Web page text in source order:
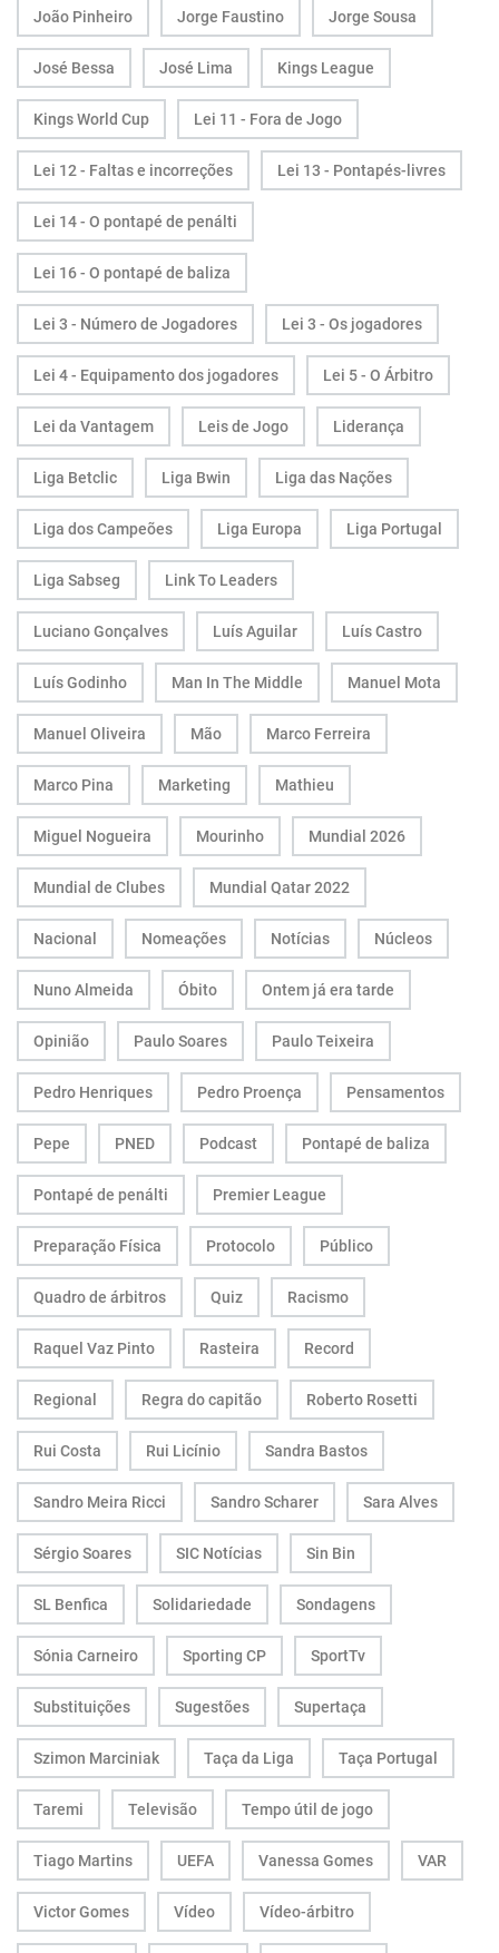
João Pinheiro Jorge Faustino Jorge Sousa
José Bessa José Lima Kings League
Kings World Cup Lei 11 - Fora de Jogo
Lei 12 - Faltas e incorreções Lei 13 - Pontapés-livres
Lei 14 - O pontapé de penálti
Lei 16 - O pontapé de baliza
Lei 3 - Número de Jogadores Lei 3 - Os jogadores
Lei 4 - Equipamento dos jogadores Lei 5 - O Árbitro
Lei da Vantagem Leis de Jogo Liderança
Liga Betclic Liga Bwin Liga das Nações
Liga dos Campeões Liga Europa Liga Portugal
Liga Sabseg Link To Leaders
Luciano Gonçalves Luís Aguilar Luís Castro
Luís Godinho Man In The Middle Manuel Mota
Manuel Oliveira Mão Marco Ferreira
Marco Pina Marketing Mathieu
Miguel Nogueira Mourinho Mundial 2026
Mundial de Clubes Mundial Qatar 2022
Nacional Nomeações Notícias Núcleos
Nuno Almeida Óbito Ontem já era tarde
Opinião Paulo Soares Paulo Teixeira
Pedro Henriques Pedro Proença Pensamentos
Pepe PNED Podcast Pontapé de baliza
Pontapé de penálti Premier League
Preparação Física Protocolo Público
Quadro de árbitros Quiz Racismo
Raquel Vaz Pinto Rasteira Record
Regional Regra do capitão Roberto Rosetti
Rui Costa Rui Licínio Sandra Bastos
Sandro Meira Ricci Sandro Scharer Sara Alves
Sérgio Soares SIC Notícias Sin Bin
SL Benfica Solidariedade Sondagens
Sónia Carneiro Sporting CP SportTv
Substituições Sugestões Supertaça
Szimon Marciniak Taça da Liga Taça Portugal
Taremi Televisão Tempo útil de jogo
Tiago Martins UEFA Vanessa Gomes VAR
Victor Gomes Vídeo Vídeo-árbitro